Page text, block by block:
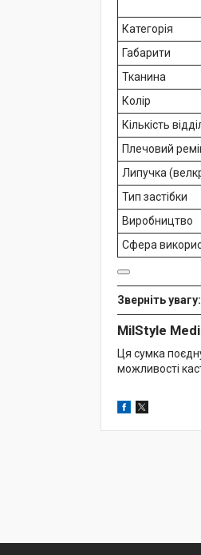
Категорія
Габарити
Тканина
Колір
Кількість
Плечовий
Липучка
Тип застібки
Виробництво
Сфера
Зверніть увагу:
MilStyle
Ця сумка
можливості